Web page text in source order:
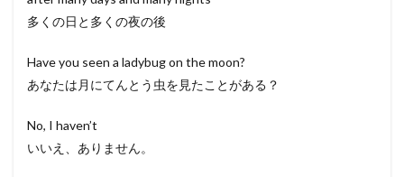
多くの日と多くの夜の後
Have you seen a ladybug on the moon?
あなたは月にてんとう虫を見たことがある？
No, I haven’t
いいえ、ありません。